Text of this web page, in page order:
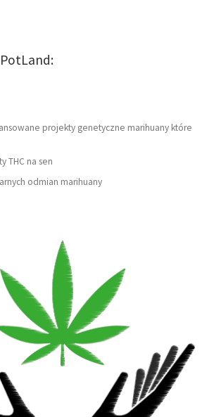
projekty genetyczne marihuany które
THC na sen
odmian marihuany